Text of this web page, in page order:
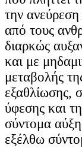
την
από τους
διαρκώς
και με
μεταβολής
εξαθλίωσης,
ύφεσης και
σύντομα
εξέλθω